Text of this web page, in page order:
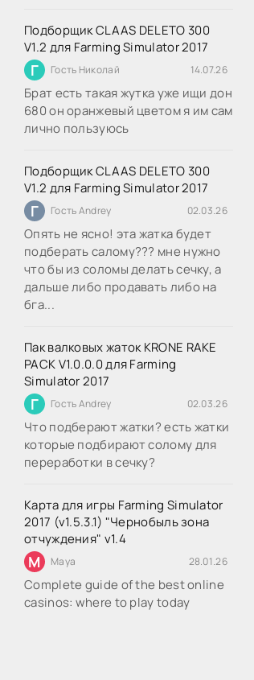
Подборщик CLAAS DELETO 300
V1.2 для Farming Simulator 2017
Г Гость Николай 14.07.26
Брат есть такая жутка уже ищи дон
680 он оранжевый цветом я им сам
лично пользуюсь
Подборщик CLAAS DELETO 300
V1.2 для Farming Simulator 2017
Г Гость Andrey 02.03.26
Опять не ясно! эта жатка будет
подберать салому??? мне нужно
что бы из соломы делать сечку, а
дальше либо продавать либо на
бга...
Пак валковых жаток KRONE RAKE
PACK V1.0.0.0 для Farming
Simulator 2017
Г Гость Andrey 02.03.26
Что подберают жатки? есть жатки
которые подбирают солому для
переработки в сечку?
Карта для игры Farming Simulator
2017 (v1.5.3.1) "Чернобыль зона
отчуждения" v1.4
M Maya 28.01.26
Complete guide of the best online
casinos: where to play today